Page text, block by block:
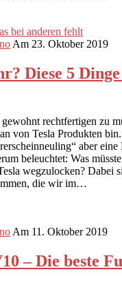
Am 23. Oktober 2019
Diese 5
rechtfertigen zu
von Tesla Produkten
aber eine
beleuchtet: Was
wegzulocken? Dabei
die wir im…
Am 11. Oktober 2019
– Die beste